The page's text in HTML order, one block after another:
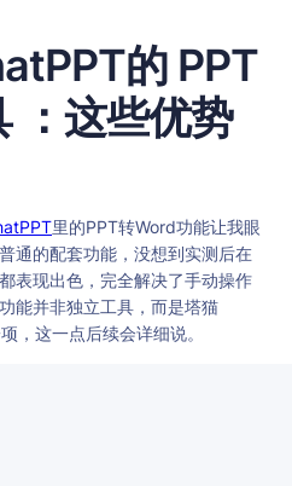
的 PPT
：这些优势
里的PPT转Word功能让我眼
通的配套功能，没想到实测后在
表现出色，完全解决了手动操作
能并非独立工具，而是塔猫
，这一点后续会详细说。